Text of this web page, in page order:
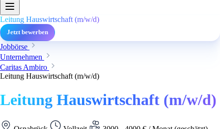
Leitung Hauswirtschaft (m/w/d)
Jetzt bewerben
Jobbörse
Unternehmen
Caritas Ambiro
Leitung Hauswirtschaft (m/w/d)
Leitung Hauswirtschaft (m/w/d)